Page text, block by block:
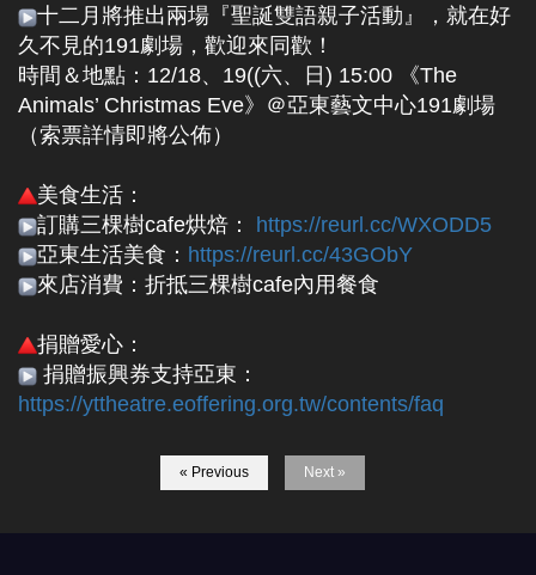
十二月將推出兩場『聖誕雙語親子活動』，就在好
久不見的191劇場，歡迎來同歡！
時間＆地點：12/18、19((六、日) 15:00 《The
Animals’ Christmas Eve》＠亞東藝文中心191劇場
（索票詳情即將公佈）
美食生活：
訂購三棵樹cafe烘焙： https://reurl.cc/WXODD5
亞東生活美食： https://reurl.cc/43GObY
來店消費：折抵三棵樹cafe內用餐食
捐贈愛心：
捐贈振興券支持亞東：
https://yttheatre.eoffering.org.tw/contents/faq
« Previous Next »